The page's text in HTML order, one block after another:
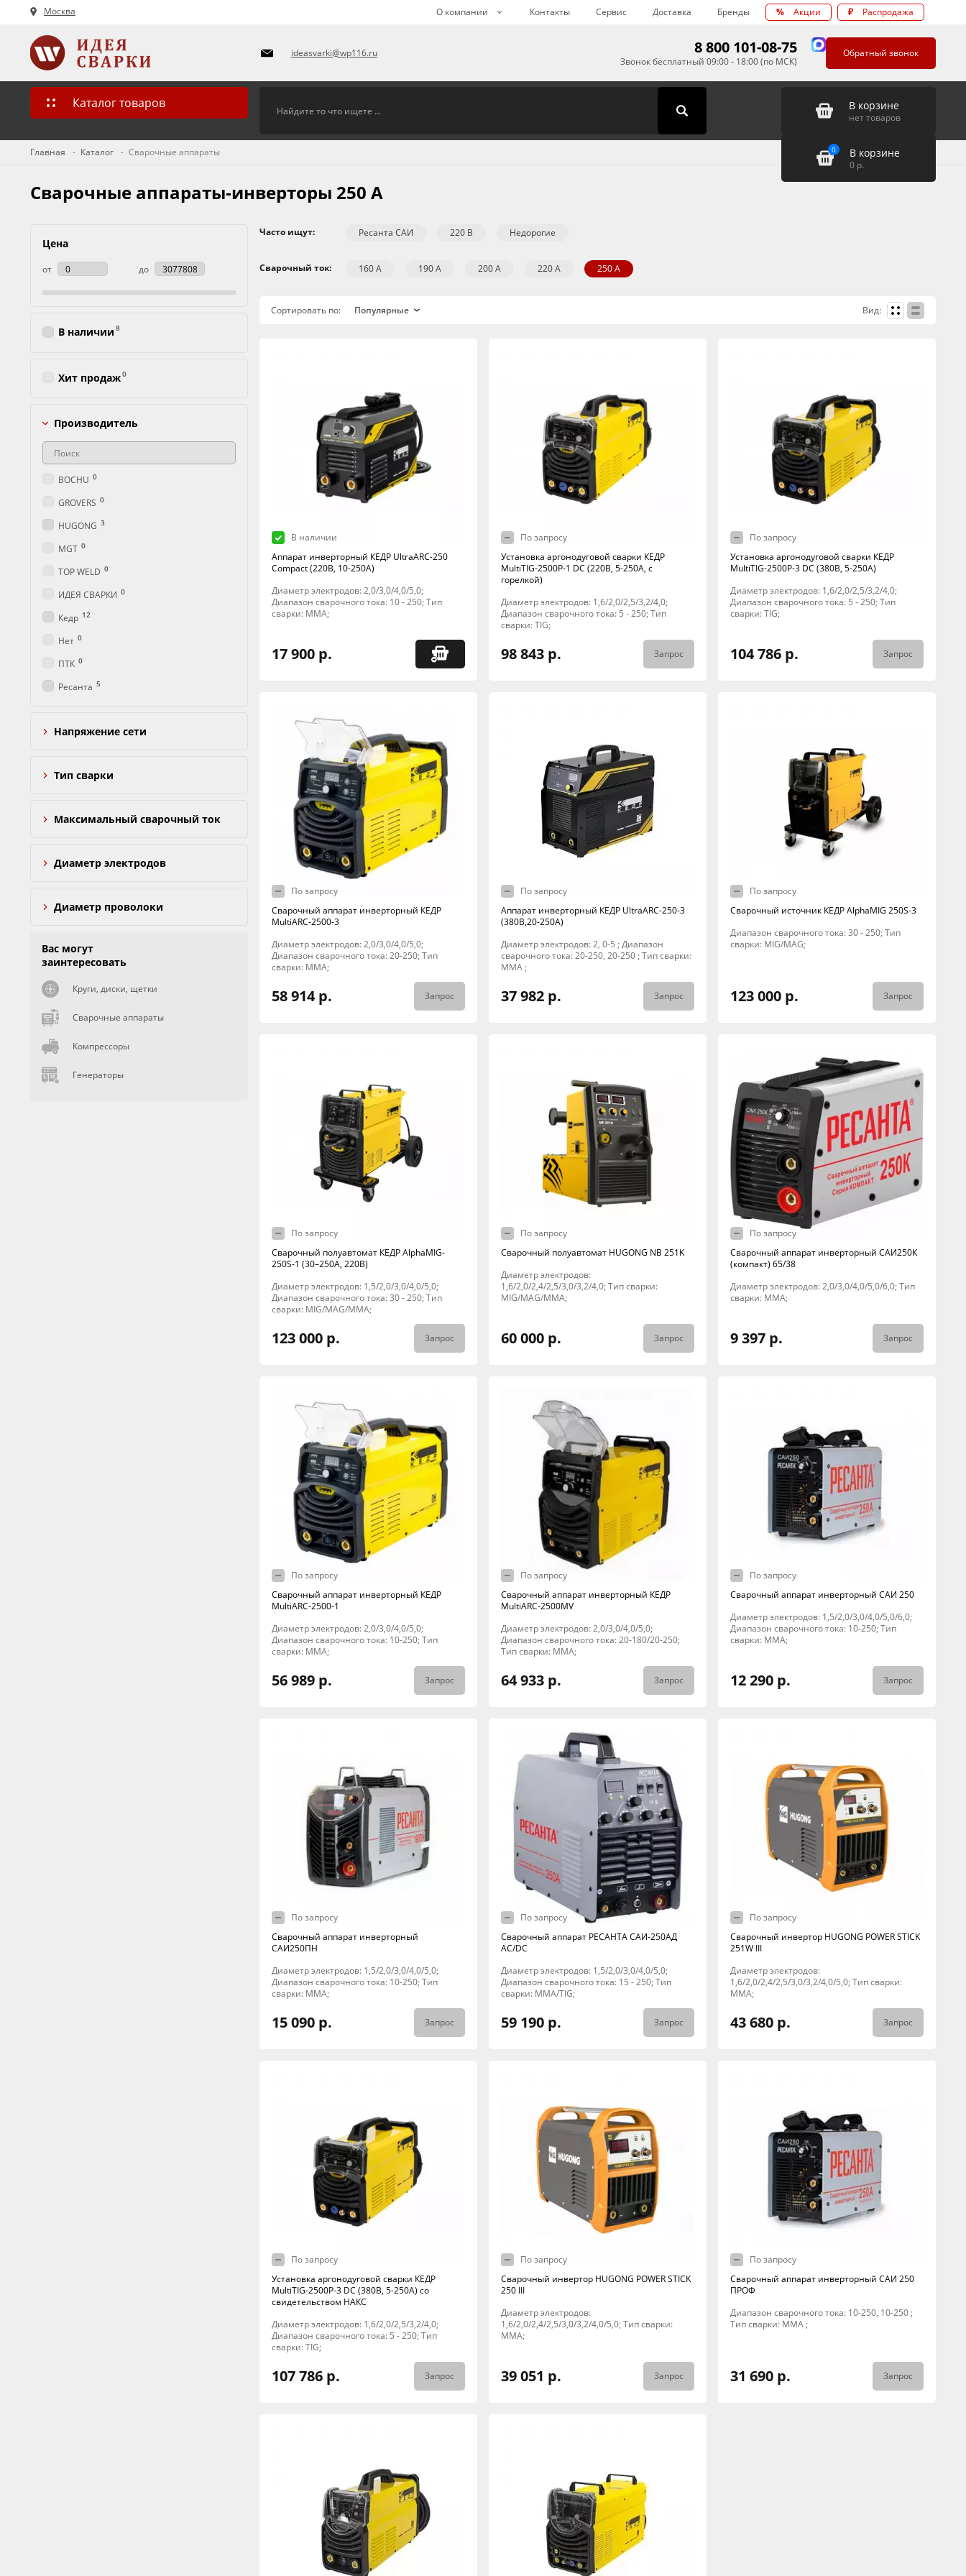
Москва О компании Контакты Сервис Доставка Бренды % Акции ₽ Распродажа
ideasvarki@wp116.ru 8 800 101-08-75
Звонок бесплатный 09:00 - 18:00 (по МСК)
Обратный звонок
Каталог товаров В корзине
нет товаров
0 В корзине
0 р.
Главная Каталог Сварочные аппараты
Сварочные аппараты-инверторы 250 А
Часто ищут: Ресанта САИ 220 В Недорогие
Сварочный ток: 160 А 190 А 200 А 220 А 250 А
Сортировать по: Вид:
В наличии
Аппарат инверторный КЕДР UltraARC-250
Compact (220В, 10-250А)
Диаметр электродов: 2,0/3,0/4,0/5,0;
Диапазон сварочного тока: 10 - 250; Тип
сварки: MMA;
17 900 р.
По запросу
Установка аргонодуговой сварки КЕДР
MultiTIG-2500P-1 DC (220В, 5-250А, с
горелкой)
Диаметр электродов: 1,6/2,0/2,5/3,2/4,0;
Диапазон сварочного тока: 5 - 250; Тип
сварки: TIG;
98 843 р. Запрос
По запросу
Установка аргонодуговой сварки КЕДР
MultiTIG-2500P-3 DC (380В, 5-250А)
Диаметр электродов: 1,6/2,0/2,5/3,2/4,0;
Диапазон сварочного тока: 5 - 250; Тип
сварки: TIG;
104 786 р. Запрос
По запросу
Сварочный аппарат инверторный КЕДР
MultiARC-2500-3
Диаметр электродов: 2,0/3,0/4,0/5,0;
Диапазон сварочного тока: 20-250; Тип
сварки: MMA;
58 914 р. Запрос
По запросу
Аппарат инверторный КЕДР UltraARC-250-3
(380В,20-250А)
Диаметр электродов: 2, 0-5 ; Диапазон
сварочного тока: 20-250, 20-250 ; Тип сварки:
MMA ;
37 982 р. Запрос
По запросу
Сварочный источник КЕДР AlphaMIG 250S-3
Диапазон сварочного тока: 30 - 250; Тип
сварки: MIG/MAG;
123 000 р. Запрос
По запросу
Сварочный полуавтомат КЕДР AlphaMIG-
250S-1 (30–250А, 220В)
Диаметр электродов: 1,5/2,0/3,0/4,0/5,0;
Диапазон сварочного тока: 30 - 250; Тип
сварки: MIG/MAG/MMA;
123 000 р. Запрос
По запросу
Сварочный полуавтомат HUGONG NB 251K
Диаметр электродов:
1,6/2,0/2,4/2,5/3,0/3,2/4,0; Тип сварки:
MIG/MAG/MMA;
60 000 р. Запрос
По запросу
Сварочный аппарат инверторный САИ250К
(компакт) 65/38
Диаметр электродов: 2,0/3,0/4,0/5,0/6,0; Тип
сварки: MMA;
9 397 р. Запрос
По запросу
Сварочный аппарат инверторный КЕДР
MultiARC-2500-1
Диаметр электродов: 2,0/3,0/4,0/5,0;
Диапазон сварочного тока: 10-250; Тип
сварки: MMA;
56 989 р. Запрос
По запросу
Сварочный аппарат инверторный КЕДР
MultiARC-2500MV
Диаметр электродов: 2,0/3,0/4,0/5,0;
Диапазон сварочного тока: 20-180/20-250;
Тип сварки: MMA;
64 933 р. Запрос
По запросу
Сварочный аппарат инверторный САИ 250
Диаметр электродов: 1,5/2,0/3,0/4,0/5,0/6,0;
Диапазон сварочного тока: 10-250; Тип
сварки: MMA;
12 290 р. Запрос
По запросу
Сварочный аппарат инверторный
САИ250ПН
Диаметр электродов: 1,5/2,0/3,0/4,0/5,0;
Диапазон сварочного тока: 10-250; Тип
сварки: MMA;
15 090 р. Запрос
По запросу
Сварочный аппарат РЕСАНТА САИ-250АД
AC/DC
Диаметр электродов: 1,5/2,0/3,0/4,0/5,0;
Диапазон сварочного тока: 15 - 250; Тип
сварки: MMA/TIG;
59 190 р. Запрос
По запросу
Сварочный инвертор HUGONG POWER STICK
251W III
Диаметр электродов:
1,6/2,0/2,4/2,5/3,0/3,2/4,0/5,0; Тип сварки:
MMA;
43 680 р. Запрос
По запросу
Установка аргонодуговой сварки КЕДР
MultiTIG-2500P-3 DC (380В, 5-250А) со
свидетельством НАКС
Диаметр электродов: 1,6/2,0/2,5/3,2/4,0;
Диапазон сварочного тока: 5 - 250; Тип
сварки: TIG;
107 786 р. Запрос
По запросу
Сварочный инвертор HUGONG POWER STICK
250 III
Диаметр электродов:
1,6/2,0/2,4/2,5/3,0/3,2/4,0/5,0; Тип сварки:
MMA;
39 051 р. Запрос
По запросу
Сварочный аппарат инверторный САИ 250
ПРОФ
Диапазон сварочного тока: 10-250, 10-250 ;
Тип сварки: MMA ;
31 690 р. Запрос
Цена
от до
В наличии 8
Хит продаж0
Производитель
BOCHU 0
GROVERS 0
HUGONG 3
MGT 0
TOP WELD 0
ИДЕЯ СВАРКИ 0
Кедр 12
Нет 0
ПТК 0
Ресанта 5
Напряжение сети
Тип сварки
Максимальный сварочный ток
Диаметр электродов
Диаметр проволоки
Вас могут
заинтересовать
Круги, диски, щетки
Сварочные аппараты
Компрессоры
Генераторы